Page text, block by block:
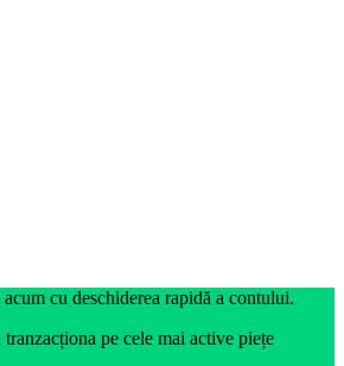
cu deschiderea rapidă a contului.
pe cele mai active piețe